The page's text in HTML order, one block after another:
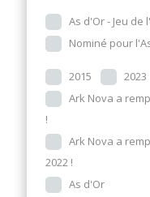
As d'Or - Jeu de
Nominé pour
2015 2023
Ark Nova a
!
Ark Nova a
2022 !
As d'Or